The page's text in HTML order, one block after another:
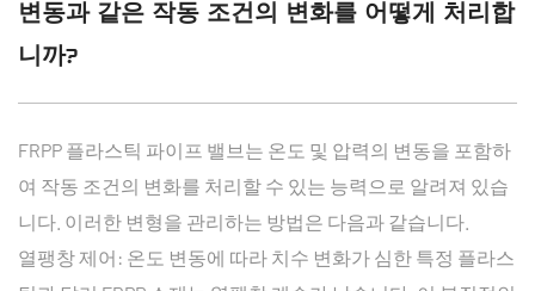
변동과 같은 작동 조건의 변화를 어떻게 처리합
니까?
FRPP 플라스틱 파이프 밸브는 온도 및 압력의 변동을 포함하
여 작동 조건의 변화를 처리할 수 있는 능력으로 알려져 있습
니다. 이러한 변형을 관리하는 방법은 다음과 같습니다.
열팽창 제어: 온도 변동에 따라 치수 변화가 심한 특정 플라스